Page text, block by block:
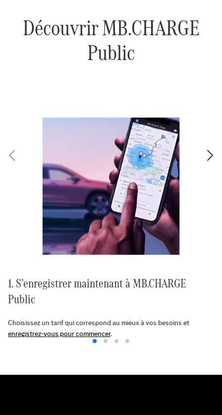
Découvrir MB.CHARGE
Public
1. S’enregistrer maintenant à MB.CHARGE
Public
Choisissez un tarif qui correspond au mieux à vos besoins et
enregistrez-vous pour commencer.